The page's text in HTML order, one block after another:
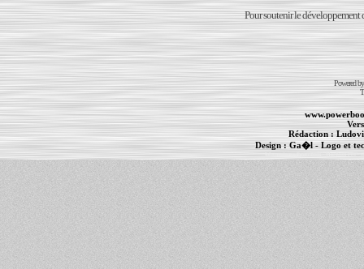
Pour soutenir le développement
Powered
Rédaction :
Design : Ga�l- Logo et